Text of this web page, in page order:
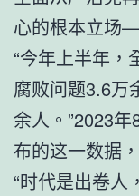
心的根本立
“今年上半年，
腐败问题3.6万
余人。”2023
布的这一数据
“时代是出卷人